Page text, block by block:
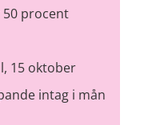
procent
15 oktober
intag i mån